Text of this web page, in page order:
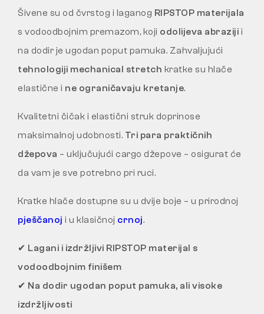
Šivene su od čvrstog i laganog RIPSTOP materijala
s vodoodbojnim premazom, koji odolijeva abraziji i
na dodir je ugodan poput pamuka. Zahvaljujući
tehnologiji mechanical stretch kratke su hlače
elastične i ne ograničavaju kretanje.
Kvalitetni čičak i elastični struk doprinose
maksimalnoj udobnosti. Tri para praktičnih
džepova – uključujući cargo džepove – osigurat će
da vam je sve potrebno pri ruci.
Kratke hlače dostupne su u dvije boje – u prirodnoj
pješčanoj i u klasičnoj crnoj.
✔ Lagani i izdržljivi RIPSTOP materijal s
vodoodbojnim finišem
✔ Na dodir ugodan poput pamuka, ali visoke
izdržljivosti